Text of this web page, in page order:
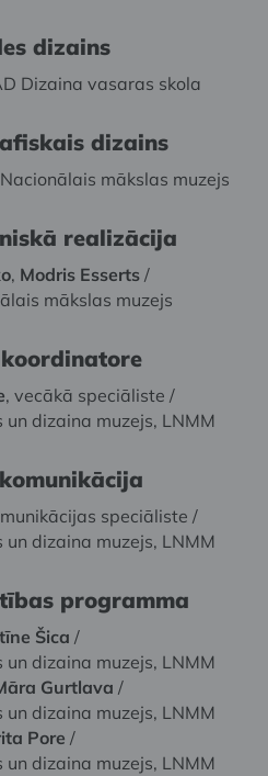
dizains
Dizaina vasaras skola
dizains
mākslas muzejs
realizācija
, Modris Esserts /
mākslas muzejs
, vecākā speciāliste /
dizaina muzejs, LNMM
speciāliste /
dizaina muzejs, LNMM
programma
Šica /
dizaina muzejs, LNMM
Gurtlava /
dizaina muzejs, LNMM
Pore /
dizaina muzejs, LNMM